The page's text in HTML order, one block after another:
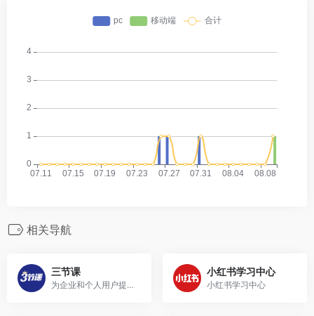
相关导航
三节课
为企业和个人用户提供以 “内容+服务+平台” 为核心的数字化人才战略解决方案。
小红书学习中心
小红书学习中心